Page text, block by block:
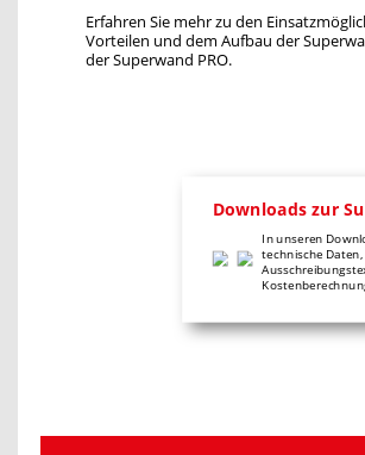
Erfahren Sie mehr zu den
Vorteilen und dem Aufbau der
der Superwand PRO.
Downloads zur
In unseren
technische